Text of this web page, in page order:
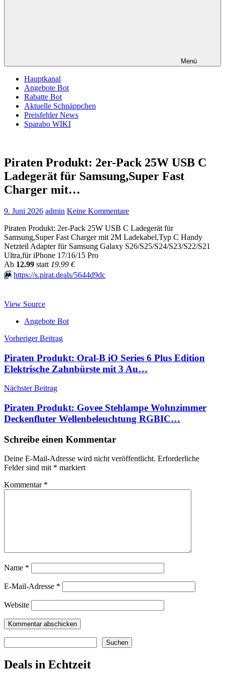
Menü
Hauptkanal
Angebote Bot
Rabatte Bot
Aktuelle Schnäppchen
Preisfehler News
Sparabo WIKI
Piraten Produkt: 2er-Pack 25W USB C
Ladegerät für Samsung,Super Fast
Charger mit…
9. Juni 2026 admin Keine Kommentare
Piraten Produkt: 2er-Pack 25W USB C Ladegerät für
Samsung,Super Fast Charger mit 2M Ladekabel,Typ C Handy
Netzteil Adapter für Samsung Galaxy S26/S25/S24/S23/S22/S21
Ultra,für iPhone 17/16/15 Pro
Аb 12.99 statt 19.99 €
⏩️ https://s.pirat.deals/5644d9dc
View Source
Angebote Bot
Beitragsnavigation
Vorheriger Beitrag
Piraten Produkt: Oral-B iO Series 6 Plus Edition
Elektrische Zahnbürste mit 3 Au…
Nächster Beitrag
Piraten Produkt: Govee Stehlampe Wohnzimmer
Deckenfluter Wellenbeleuchtung RGBIC…
Schreibe einen Kommentar
Deine E-Mail-Adresse wird nicht veröffentlicht. Erforderliche
Felder sind mit * markiert
Kommentar *
Name *
E-Mail-Adresse *
Website
Suchen
Deals in Echtzeit